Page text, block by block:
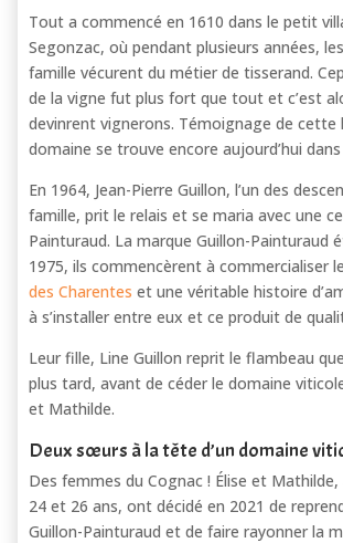
Tout a commencé en 1610 dans le petit
Segonzac, où pendant plusieurs années,
famille vécurent du métier de tisserand.
de la vigne fut plus fort que tout et c’est
devinrent vignerons. Témoignage de cette
domaine se trouve encore aujourd’hui
En 1964, Jean-Pierre Guillon, l’un des
famille, prit le relais et se maria avec une
Painturaud. La marque Guillon-Painturaud
1975, ils commencèrent à commercialiser
des Charentes et une véritable histoire
à s’installer entre eux et ce produit de
Leur fille, Line Guillon reprit le flambeau
plus tard, avant de céder le domaine
et Mathilde.
Deux sœurs à la tête d’un domaine
Des femmes du Cognac ! Élise et
24 et 26 ans, ont décidé en 2021 de
Guillon-Painturaud et de faire rayonner la